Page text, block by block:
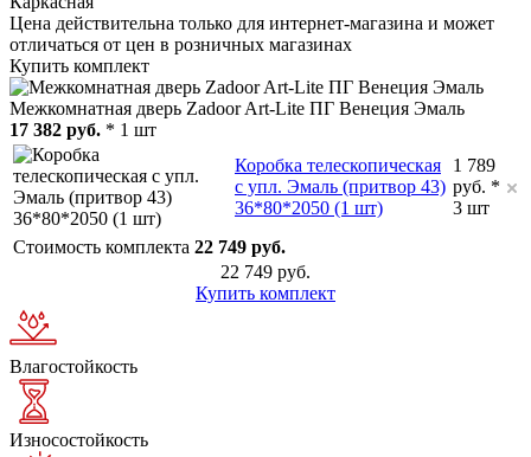
Цена действительна только для интернет-магазина и может
отличаться от цен в розничных магазинах
Купить комплект
Межкомнатная дверь Zadoor Art-Lite ПГ Венеция Эмаль
17 382 руб. * 1 шт
Коробка телескопическая
с упл. Эмаль (притвор 43)
36*80*2050 (1 шт)
1 789
руб. *
3 шт
Стоимость комплекта 22 749 руб.
22 749 руб.
Купить комплект
Влагостойкость
Износостойкость